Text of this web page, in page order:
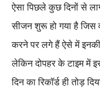
ऐसा पिछले कुछ दिनों से
सीजन शुरू हो गया है
करने पर लगे हैं ऐसे में
लेकिन दोपहर के टाइम में
दिन का रिकॉर्ड ही तोड़